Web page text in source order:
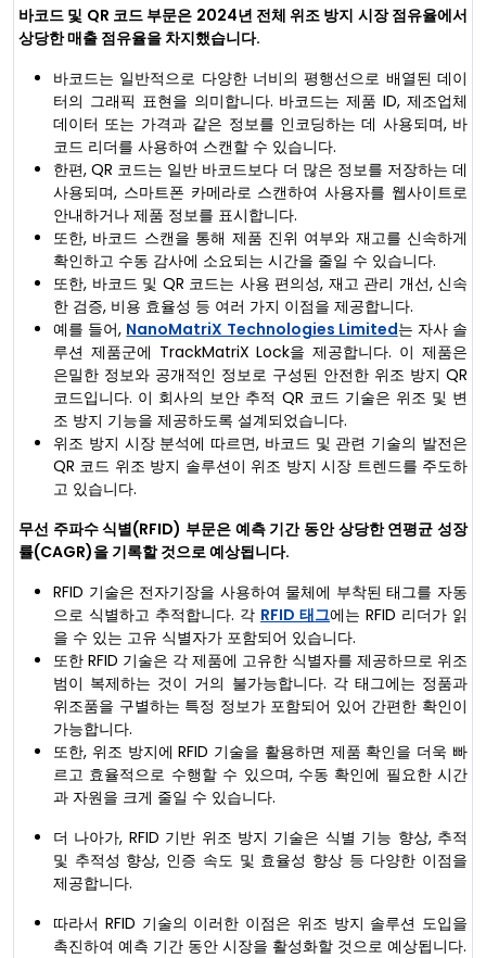
바코드 및 QR 코드 부문은 2024년 전체 위조 방지 시장 점유율에서
상당한 매출 점유율을 차지했습니다.
바코드는 일반적으로 다양한 너비의 평행선으로 배열된 데이
터의 그래픽 표현을 의미합니다. 바코드는 제품 ID, 제조업체
데이터 또는 가격과 같은 정보를 인코딩하는 데 사용되며, 바
코드 리더를 사용하여 스캔할 수 있습니다.
한편, QR 코드는 일반 바코드보다 더 많은 정보를 저장하는 데
사용되며, 스마트폰 카메라로 스캔하여 사용자를 웹사이트로
안내하거나 제품 정보를 표시합니다.
또한, 바코드 스캔을 통해 제품 진위 여부와 재고를 신속하게
확인하고 수동 감사에 소요되는 시간을 줄일 수 있습니다.
또한, 바코드 및 QR 코드는 사용 편의성, 재고 관리 개선, 신속
한 검증, 비용 효율성 등 여러 가지 이점을 제공합니다.
예를 들어, NanoMatriX Technologies Limited는 자사 솔
루션 제품군에 TrackMatriX Lock을 제공합니다. 이 제품은
은밀한 정보와 공개적인 정보로 구성된 안전한 위조 방지 QR
코드입니다. 이 회사의 보안 추적 QR 코드 기술은 위조 및 변
조 방지 기능을 제공하도록 설계되었습니다.
위조 방지 시장 분석에 따르면, 바코드 및 관련 기술의 발전은
QR 코드 위조 방지 솔루션이 위조 방지 시장 트렌드를 주도하
고 있습니다.
무선 주파수 식별(RFID) 부문은 예측 기간 동안 상당한 연평균 성장
률(CAGR)을 기록할 것으로 예상됩니다.
RFID 기술은 전자기장을 사용하여 물체에 부착된 태그를 자동
으로 식별하고 추적합니다. 각 RFID 태그에는 RFID 리더가 읽
을 수 있는 고유 식별자가 포함되어 있습니다.
또한 RFID 기술은 각 제품에 고유한 식별자를 제공하므로 위조
범이 복제하는 것이 거의 불가능합니다. 각 태그에는 정품과
위조품을 구별하는 특정 정보가 포함되어 있어 간편한 확인이
가능합니다.
또한, 위조 방지에 RFID 기술을 활용하면 제품 확인을 더욱 빠
르고 효율적으로 수행할 수 있으며, 수동 확인에 필요한 시간
과 자원을 크게 줄일 수 있습니다.
더 나아가, RFID 기반 위조 방지 기술은 식별 기능 향상, 추적
및 추적성 향상, 인증 속도 및 효율성 향상 등 다양한 이점을
제공합니다.
따라서 RFID 기술의 이러한 이점은 위조 방지 솔루션 도입을
촉진하여 예측 기간 동안 시장을 활성화할 것으로 예상됩니다.